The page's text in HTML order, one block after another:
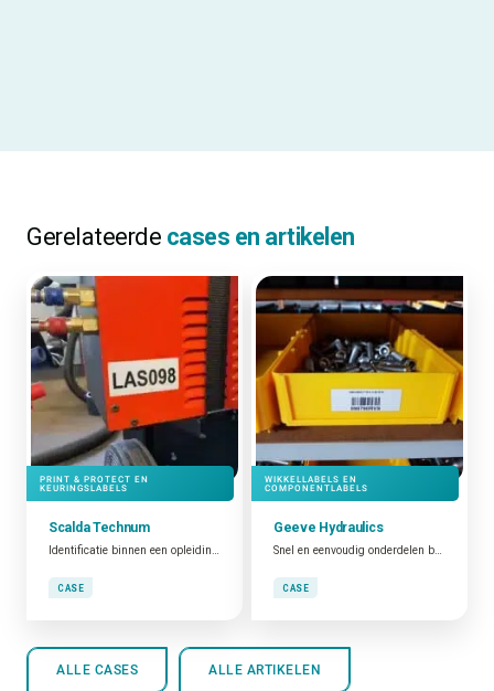
Gerelateerde cases en artikelen
PRINT & PROTECT EN
KEURINGSLABELS
Scalda Technum
CASE
WIKKELLABELS EN
COMPONENTLABELS
Geeve Hydraulics
CASE
ALLE CASES ALLE ARTIKELEN